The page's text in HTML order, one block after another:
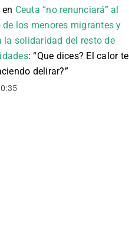
en Ceuta “no renunciará” al
de los menores migrantes y
la solidaridad del resto de
: “Que dices? El calor te
delirar?”